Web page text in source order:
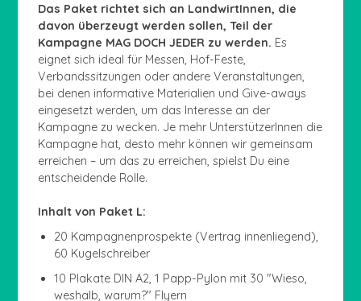
Das Paket richtet sich an LandwirtInnen, die
davon überzeugt werden sollen, Teil der
Kampagne MAG DOCH JEDER zu werden. Es
eignet sich ideal für Messen, Hof-Feste,
Verbandssitzungen oder andere Veranstaltungen,
bei denen informative Materialien und Give-aways
eingesetzt werden, um das Interesse an der
Kampagne zu wecken. Je mehr UnterstützerInnen die
Kampagne hat, desto mehr können wir gemeinsam
erreichen – um das zu erreichen, spielst Du eine
entscheidende Rolle.
Inhalt von Paket L:
20 Kampagnenprospekte (Vertrag innenliegend),
60 Kugelschreiber
10 Plakate DIN A2, 1 Papp-Pylon mit 30 "Wieso,
weshalb, warum?" Flyern